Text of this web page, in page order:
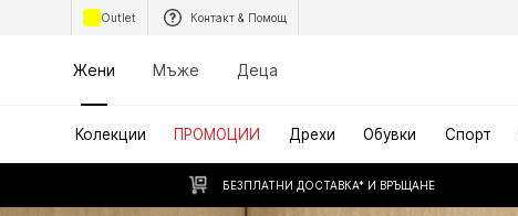
Outlet Контакт & Помощ
Жени Мъже Деца
Колекции ПРОМОЦИИ Дрехи Обувки Спорт
БЕЗПЛАТНИ ДОСТАВКА* И ВРЪЩАНЕ